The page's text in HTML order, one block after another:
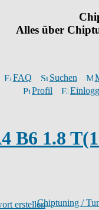
Alles über
FAQ Suchen
Profil
B6 1.8
Chiptuning /